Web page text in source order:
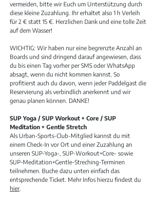
vermeiden, bitte wir Euch um Unterstützung durch
diese kleine Zuzahlung. Ihr erhaltet also 1 h Verleih
für 2 € statt 15 €. Herzlichen Dank und eine tolle Zeit
auf dem Wasser!
WICHTIG: Wir haben nur eine begrenzte Anzahl an
Boards und sind dringend darauf angewiesen, dass
du bis einen Tag vorher per SMS oder WhatsApp
absagt, wenn du nicht kommen kannst. So
profitierst auch du davon, wenn jeder Paddelgast die
Reservierung als verbindlich anerkennt und wir
genau planen können. DANKE!
SUP Yoga / SUP Workout + Core / SUP
Meditation + Gentle Stretch
Als Urban-Sports-Club-Mitglied kannst du mit
einem Check-In vor Ort und einer Zuzahlung an
unseren SUP-Yoga-, SUP-Workout+Core- sowie
SUP-Meditation+Gentle-Streching-Terminen
teilnehmen. Buche dazu unten einfach das
entsprechende Ticket. Mehr Infos hierzu findest du
hier.